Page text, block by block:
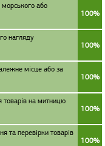
морського або
100%
нагляду
100%
місце або за
100%
товарів на митницю
100%
та перевірки товарів
100%